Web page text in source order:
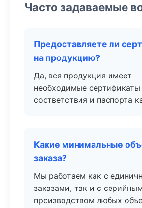
Часто задаваемые
Предоставляете ли
на продукцию?
Да, вся продукция имеет
необходимые сертификаты
соответствия и паспорта
Какие минимальные
заказа?
Мы работаем как с
заказами, так и с серийным
производством любых